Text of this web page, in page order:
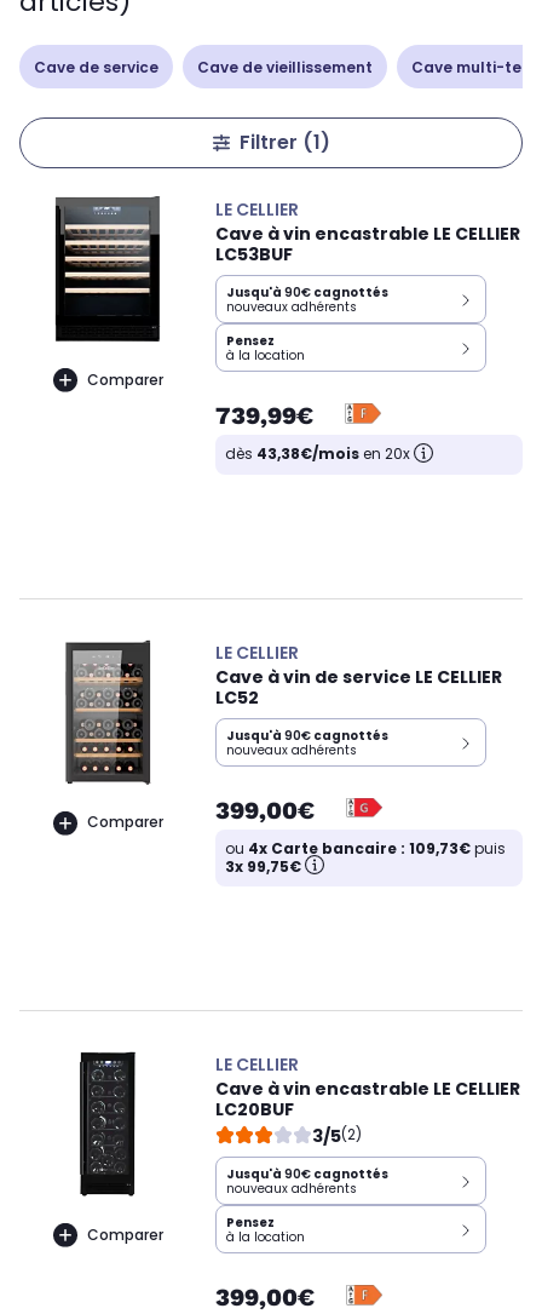
Cave de service Cave de vieillissement Cave multi-
Filtrer (1)
Comparer
LE CELLIER
Cave à vin encastrable LE CELLIER
LC53BUF
Jusqu'à 90€ cagnottés
nouveaux adhérents
Pensez
à la location
739,99€
dès 43,38€/moisen 20x
Comparer
LE CELLIER
Cave à vin de service LE CELLIER
LC52
Jusqu'à 90€ cagnottés
nouveaux adhérents
399,00€
ou 4x Carte bancaire : 109,73€puis
3x 99,75€
Comparer
LE CELLIER
Cave à vin encastrable LE CELLIER
LC20BUF
3/5(2)
Jusqu'à 90€ cagnottés
nouveaux adhérents
Pensez
à la location
399,00€